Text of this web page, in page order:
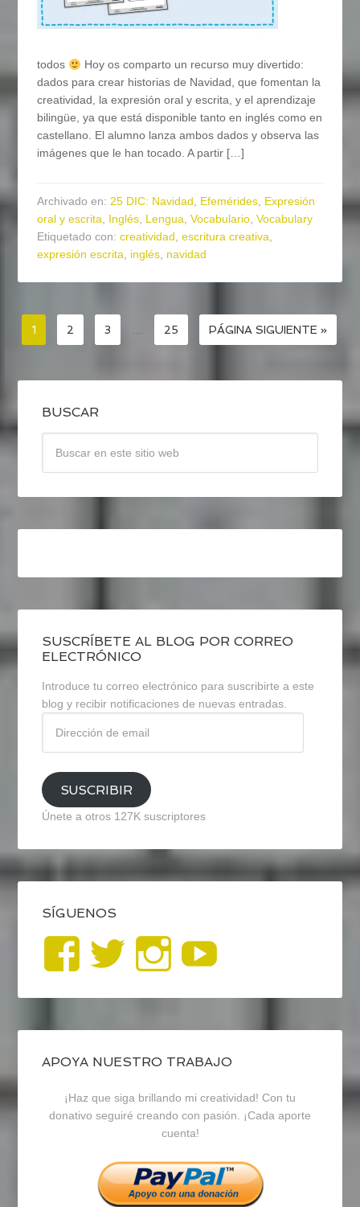
todos
Hoy os comparto un recurso muy divertido:
dados para crear historias de Navidad, que fomentan la
creatividad, la expresión oral y escrita, y el aprendizaje
bilingüe, ya que está disponible tanto en inglés como en
castellano. El alumno lanza ambos dados y observa las
imágenes que le han tocado. A partir […]
Archivado en:25 DIC: Navidad, Efemérides, Expresión
oral y escrita, Inglés, Lengua,Vocabulario,Vocabulary
Etiquetado con:creatividad,escritura creativa,
expresión escrita, inglés, navidad
1 2 3 … 25 PÁGINA SIGUIENTE »
BUSCAR
SUSCRÍBETE AL BLOG POR CORREO
ELECTRÓNICO
Introduce tu correo electrónico para suscribirte a este
blog y recibir notificaciones de nuevas entradas.
email
SUSCRIBIR
Únete a otros 127K suscriptores
SÍGUENOS
Ver
perfil
de
blogrecursosep
en
Facebook
Ver
perfil
de
recursosep
en
Twitter
Ver
perfil
de
recursosep
en
Instagram
APOYA NUESTRO TRABAJO
¡Haz que siga brillando mi creatividad! Con tu
donativo seguiré creando con pasión. ¡Cada aporte
cuenta!